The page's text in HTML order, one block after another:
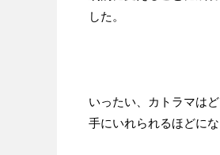
した。
いったい、カトラマは
手にいれられるほどに